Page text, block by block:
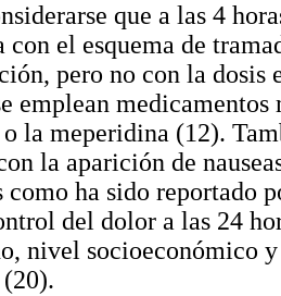
que a las 4
con el esquema de
pero no con la dosis
emplean
la meperidina (12).
la aparición de
como ha sido reportado
del dolor a las 24
nivel socioeconómico